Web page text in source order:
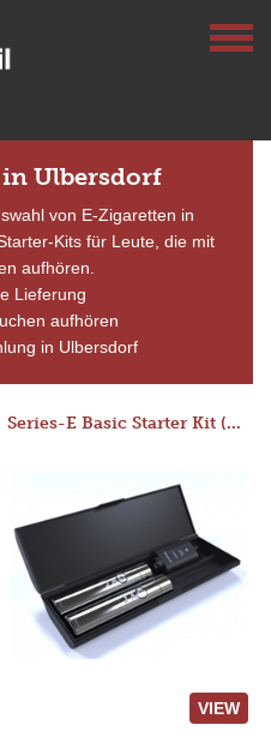
Ulbersdorf
von E-Zigaretten in
Kits für Leute, die mit
aufhören.
Lieferung
aufhören
in Ulbersdorf
Series-E Basic Starter Kit (No Tank)
VIEW